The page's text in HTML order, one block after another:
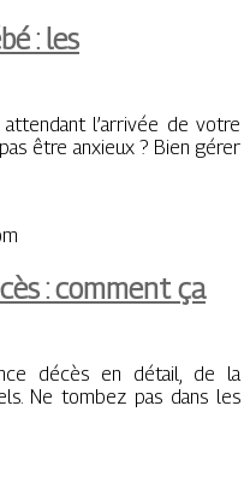
: les
l’arrivée de votre
être anxieux ? Bien gérer
: comment ça
décès en détail, de la
Ne tombez pas dans les